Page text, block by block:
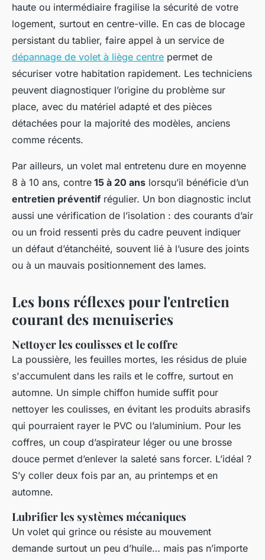
haute ou intermédiaire fragilise la sécurité de votre
logement, surtout en centre-ville. En cas de blocage
persistant du tablier, faire appel à un service de
dépannage de volet à liège centre permet de
sécuriser votre habitation rapidement. Les techniciens
peuvent diagnostiquer l’origine du problème sur
place, avec du matériel adapté et des pièces
détachées pour la majorité des modèles, anciens
comme récents.
Par ailleurs, un volet mal entretenu dure en moyenne
8 à 10 ans, contre 15 à 20 ans lorsqu’il bénéficie d’un
entretien préventif régulier. Un bon diagnostic inclut
aussi une vérification de l’isolation : des courants d’air
ou un froid ressenti près du cadre peuvent indiquer
un défaut d’étanchéité, souvent lié à l’usure des joints
ou à un mauvais positionnement des lames.
Les bons réflexes pour l'entretien
courant des menuiseries
Nettoyer les coulisses et le coffre
La poussière, les feuilles mortes, les résidus de pluie
s'accumulent dans les rails et le coffre, surtout en
automne. Un simple chiffon humide suffit pour
nettoyer les coulisses, en évitant les produits abrasifs
qui pourraient rayer le PVC ou l’aluminium. Pour les
coffres, un coup d’aspirateur léger ou une brosse
douce permet d’enlever la saleté sans forcer. L’idéal ?
S’y coller deux fois par an, au printemps et en
automne.
Lubrifier les systèmes mécaniques
Un volet qui grince ou résiste au mouvement
demande surtout un peu d’huile… mais pas n’importe